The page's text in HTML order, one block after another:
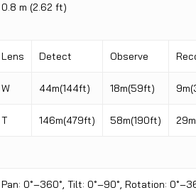
0.8 m (2.62 ft)
Lens Detect Observe
W 44m(144ft) 18m(59ft)
T 146m(479ft) 58m(190ft)
Pan: 0˚–360˚, Tilt: 0˚–90˚, Rotation: